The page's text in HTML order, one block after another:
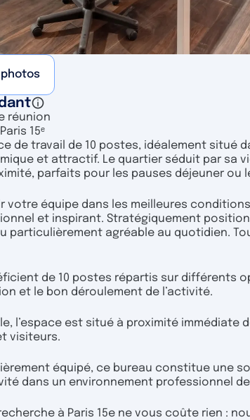
réunion
15ᵉ
de travail de 10 postes, idéalement situé
et attractif. Le quartier séduit par sa
parfaits pour les pauses déjeuner ou
votre équipe dans les meilleures
et inspirant. Stratégiquement
particulièrement agréable au quotidien.
de 10 postes répartis sur différents
et le bon déroulement de l’activité.
l’espace est situé à proximité
visiteurs.
équipé, ce bureau constitue une
dans un environnement professionnel
à Paris 15e ne vous coûte rien :